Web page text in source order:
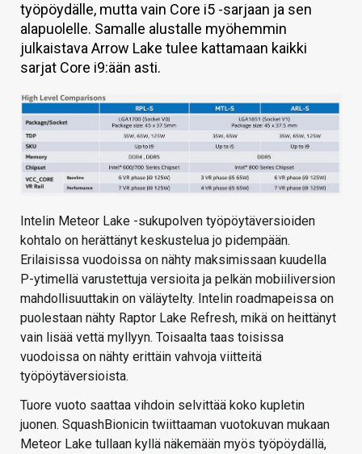
HINTA.FI
KAUPPA
HAKU
työpöydälle, mutta vain Core i5 -sarjaan ja sen
alapuolelle. Samalle alustalle myöhemmin
julkaistava Arrow Lake tulee kattamaan kaikki
sarjat Core i9:ään asti.
Intelin Meteor Lake -sukupolven työpöytäversioiden
kohtalo on herättänyt keskustelua jo pidempään.
Erilaisissa vuodoissa on nähty maksimissaan kuudella
P-ytimellä varustettuja versioita ja pelkän mobiiliversion
mahdollisuuttakin on väläytelty. Intelin roadmapeissa on
puolestaan nähty Raptor Lake Refresh, mikä on heittänyt
vain lisää vettä myllyyn. Toisaalta taas toisissa
vuodoissa on nähty erittäin vahvoja viitteitä
työpöytäversioista.
Tuore vuoto saattaa vihdoin selvittää koko kupletin
juonen. SquashBionicin twiittaaman vuotokuvan mukaan
Meteor Lake tullaan kyllä näkemään myös työpöydällä,